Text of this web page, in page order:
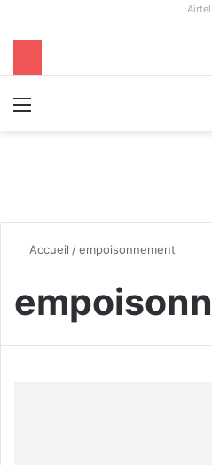
Airtel
Accueil /empoisonnement